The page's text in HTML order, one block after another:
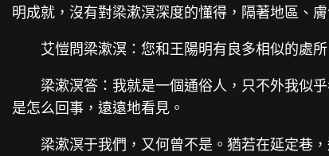
明成就，沒有對梁漱溟深度的懂得，隔著地區、
艾愷問梁漱溟：您和王陽明有良多相似的處
梁漱溟答：我就是一個通俗人，只不外我似
是怎么回事，遠遠地看見。
梁漱溟于我們，又何曾不是。猶若在延定巷